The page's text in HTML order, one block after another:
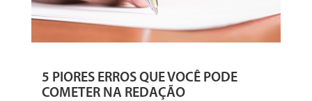
5 PIORES ERROS QUE VOCÊ PODE
COMETER NA REDAÇÃO